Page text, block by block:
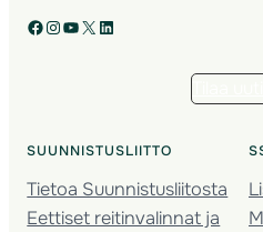
Facebook Instagram YouTube X LinkedIn
SUUNNISTUSLIITTO
Tietoa Suunnistusliitosta
Eettiset reitinvalinnat ja